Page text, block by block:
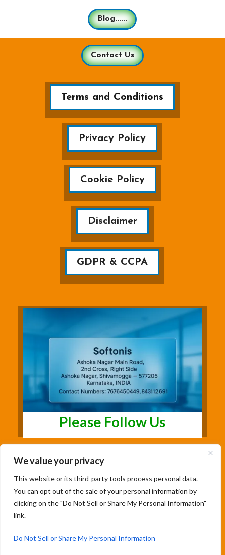
We value your privacy
This website or its third-party tools process personal data.
You can opt out of the sale of your personal information by
clicking on the "Do Not Sell or Share My Personal Information"
link.
Do Not Sell or Share My Personal Information
Blog......
Contact Us
Terms and Conditions
Privacy Policy
Cookie Policy
Disclaimer
GDPR & CCPA
Please Follow Us
& Developed By Soumya Patil |